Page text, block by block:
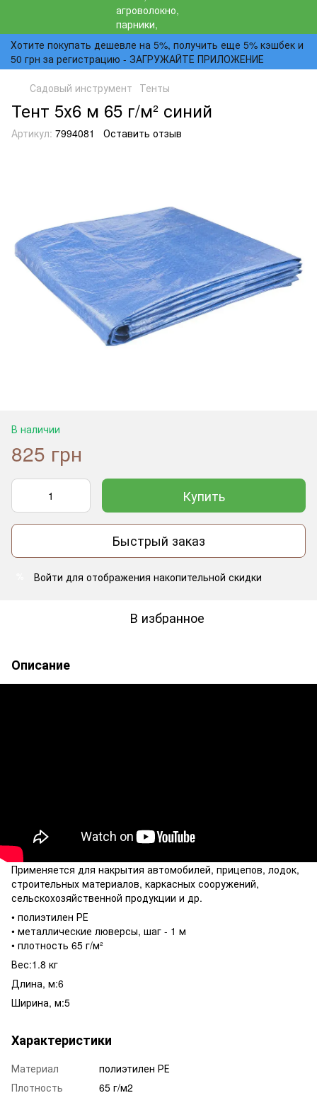
Хотите покупать дешевле на 5%, получить еще 5% кэшбек и
50 грн за регистрацию - ЗАГРУЖАЙТЕ ПРИЛОЖЕНИЕ
Садовый инструмент Тенты
Тент 5х6 м 65 г/м² синий
Артикул: 7994081 Оставить отзыв
В наличии
825 грн
Купить
Быстрый заказ
Войти для отображения накопительной скидки
В избранное
Описание
Применяется для накрытия автомобилей, прицепов, лодок,
строительных материалов, каркасных сооружений,
сельскохозяйственной продукции и др.
• полиэтилен РЕ
• металлические люверсы, шаг - 1 м
• плотность 65 г/м²
Вес:1.8 кг
Длина, м:6
Ширина, м:5
Характеристики
Материал
полиэтилен РЕ
Плотность
65 г/м2